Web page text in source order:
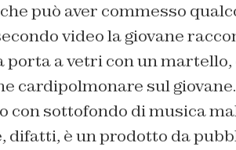
può aver commesso
video la giovane
porta a vetri con un martello,
cardipolmonare sul
con sottofondo di musica
difatti, è un prodotto da